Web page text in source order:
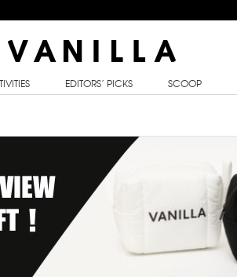
EDITORS’ PICKS SCOOP